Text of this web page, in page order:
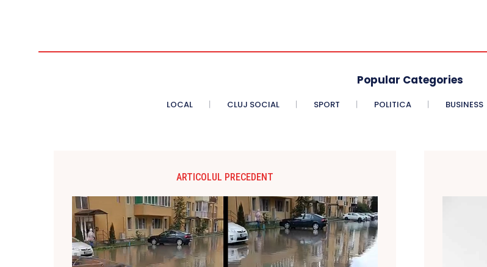
Popular Categories
LOCAL CLUJ SOCIAL SPORT POLITICA BUSINESS
ARTICOLUL PRECEDENT